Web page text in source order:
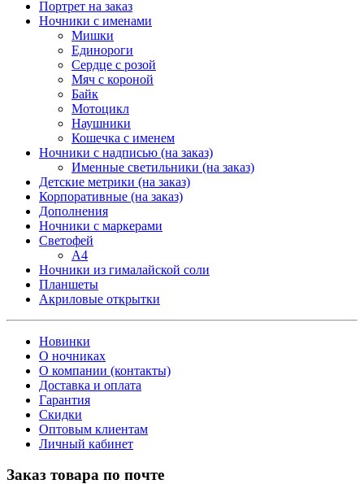
Портрет на заказ
Ночники с именами
Мишки
Единороги
Сердце с розой
Мяч с короной
Байк
Мотоцикл
Наушники
Кошечка с именем
Ночники с надписью (на заказ)
Именные светильники (на заказ)
Детские метрики (на заказ)
Корпоративные (на заказ)
Дополнения
Ночники с маркерами
Светофей
А4
Ночники из гималайской соли
Планшеты
Акриловые открытки
Новинки
О ночниках
О компании (контакты)
Доставка и оплата
Гарантия
Скидки
Оптовым клиентам
Личный кабинет
Заказ товара по почте